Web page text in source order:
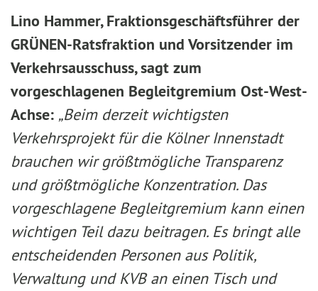
Lino Hammer, Fraktionsgeschäftsführer der
GRÜNEN-Ratsfraktion und Vorsitzender im
Verkehrsausschuss, sagt zum
vorgeschlagenen Begleitgremium Ost-West-
Achse: „Beim derzeit wichtigsten
Verkehrsprojekt für die Kölner Innenstadt
brauchen wir größtmögliche Transparenz
und größtmögliche Konzentration. Das
vorgeschlagene Begleitgremium kann einen
wichtigen Teil dazu beitragen. Es bringt alle
entscheidenden Personen aus Politik,
Verwaltung und KVB an einen Tisch und